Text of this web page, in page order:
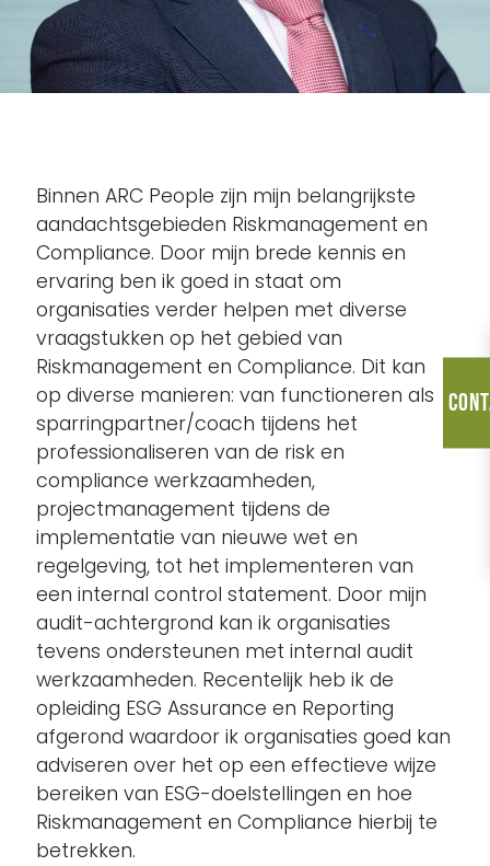
Binnen ARC People zijn mijn belangrijkste
aandachtsgebieden Riskmanagement en
Compliance. Door mijn brede kennis en
ervaring ben ik goed in staat om
organisaties verder helpen met diverse
vraagstukken op het gebied van
Riskmanagement en Compliance. Dit kan
op diverse manieren: van functioneren als
sparringpartner/coach tijdens het
professionaliseren van de risk en
compliance werkzaamheden,
projectmanagement tijdens de
implementatie van nieuwe wet en
regelgeving, tot het implementeren van
een internal control statement. Door mijn
audit-achtergrond kan ik organisaties
tevens ondersteunen met internal audit
werkzaamheden. Recentelijk heb ik de
opleiding ESG Assurance en Reporting
afgerond waardoor ik organisaties goed kan
adviseren over het op een effectieve wijze
bereiken van ESG-doelstellingen en hoe
Riskmanagement en Compliance hierbij te
betrekken.